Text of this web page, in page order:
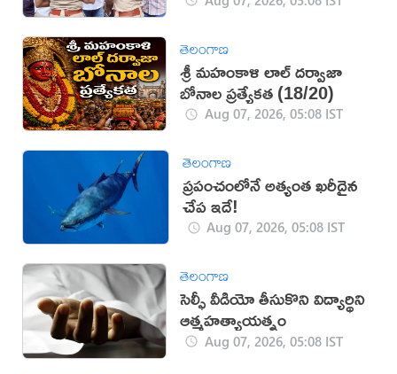
తెలంగాణ
శ్రీ మహంకాళి లాల్ దర్వాజా
బోనాల ప్రత్యేకత (18/20)
Aug 07, 2026, 05:08 IST
తెలంగాణ
ప్రపంచంలోనే అత్యంత ఖరీదైన
చేప ఇదే!
Aug 07, 2026, 05:08 IST
తెలంగాణ
సెల్ఫీ వీడియో తీసుకొని విద్యార్థిని
ఆత్మహత్యాయత్నం
Aug 07, 2026, 05:08 IST